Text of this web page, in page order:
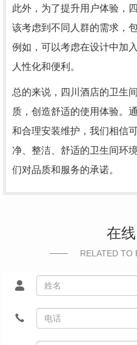
此外，为了提升用户体验，
该考虑到不同人群的需求，
例如，可以考虑在设计中加
人性化和便利。
总的来说，四川酒店的卫生
质，创造舒适的使用体验。
和合理安装维护，我们相信
净、整洁、舒适的卫生间环
们对品质和服务的承诺。
在
RELATED TO